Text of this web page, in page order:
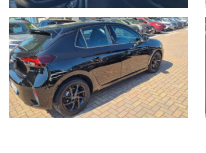
Nel 2015 diventa nuova e unica concessionaria
Oggi Autoquadrifoglio è anche concessionaria
- Le immagini possono differire dalla vettura reale